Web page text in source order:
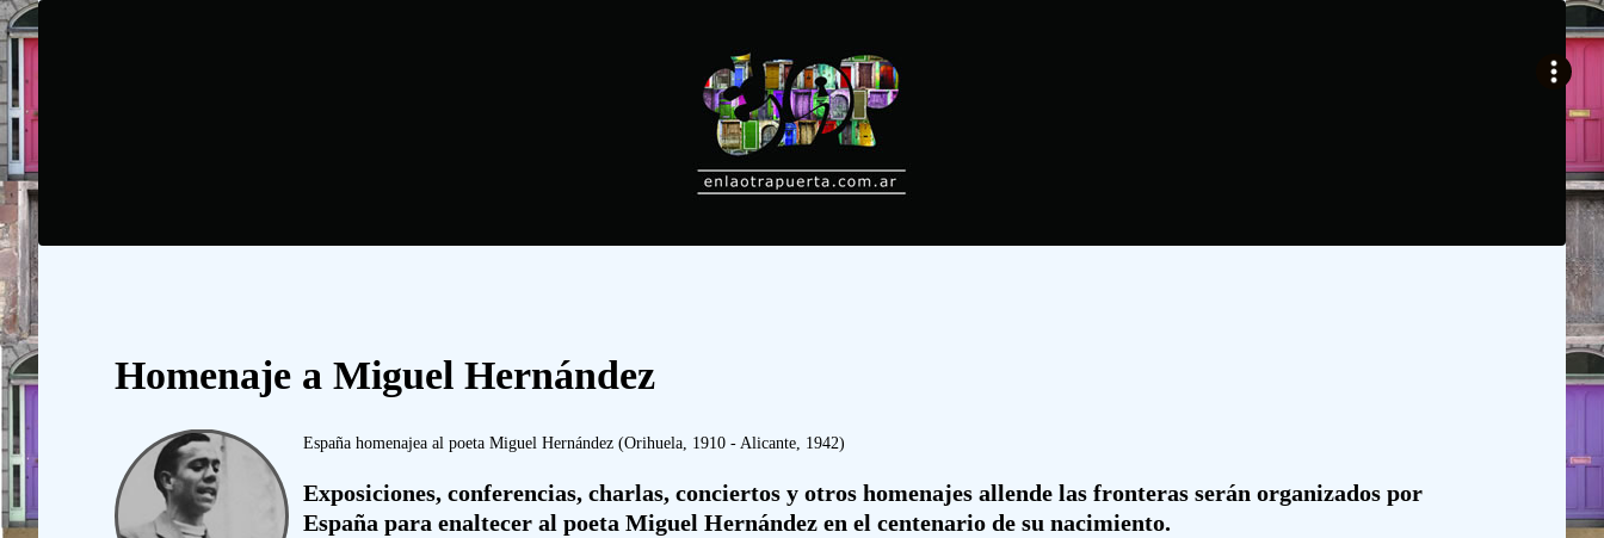
Homenaje a Miguel Hernández
España homenajea al poeta Miguel Hernández (Orihuela, 1910 - Alicante, 1942)
Exposiciones, conferencias, charlas, conciertos y otros homenajes allende las fronteras serán organizados por
España para enaltecer al poeta Miguel Hernández en el centenario de su nacimiento.